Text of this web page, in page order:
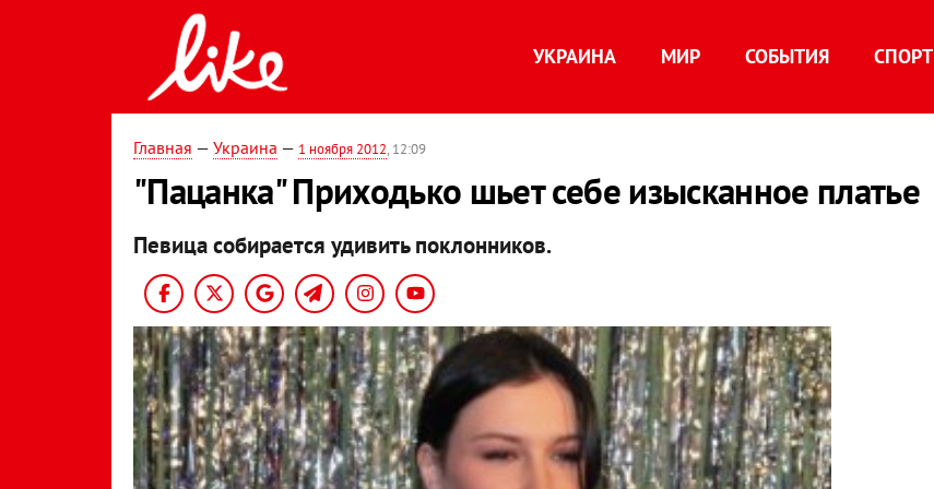
УКРАИНА МИР СОБЫТИЯ СПОРТ
Главная — Украина — 1 ноября 2012, 12:09
"Пацанка" Приходько шьет себе изысканное платье
Певица собирается удивить поклонников.